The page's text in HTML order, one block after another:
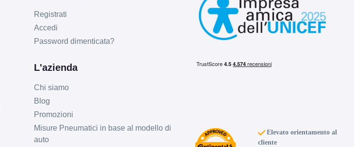
Registrati
Accedi
Password dimenticata?
L'azienda
Chi siamo
Blog
Promozioni
Misure Pneumatici in base al modello di
auto
Elevato orientamento al
cliente